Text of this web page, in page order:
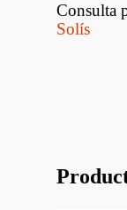
Consulta
Solís